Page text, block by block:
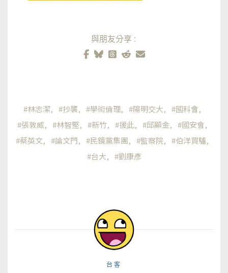
與朋友分享:
林志潔 抄襲 學術倫理 陽明交大
國科會
張敦威
林智堅 新竹 援此 邱顯金
國安會
蔡英文
論文門 民鏡黨集團 監察院
伯洋買驢
台大
劉康彥
台客